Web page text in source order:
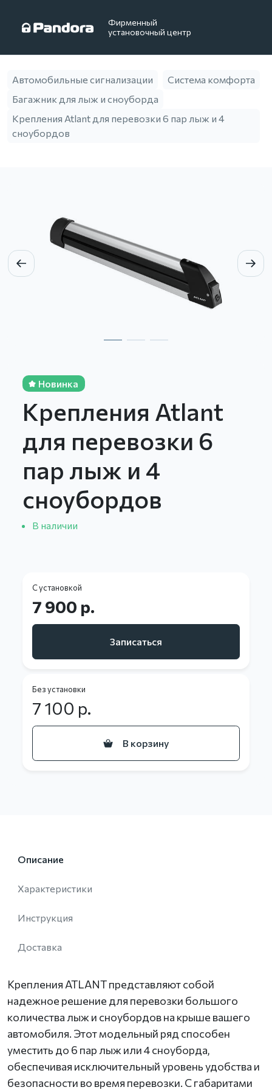
Фирменный
установочный центр
Автомобильные сигнализации
Система комфорта
Багажник для лыж и сноуборда
Крепления Atlant для перевозки 6 пар лыж и 4
сноубордов
Новинка
Крепления Atlant
для перевозки 6
пар лыж и 4
сноубордов
В наличии
С установкой
7 900 р.
Записаться
Без установки
7 100 р.
В корзину
Описание
Характеристики
Инструкция
Доставка
Крепления ATLANT представляют собой
надежное решение для перевозки большого
количества лыж и сноубордов на крыше вашего
автомобиля. Этот модельный ряд способен
уместить до 6 пар лыж или 4 сноуборда,
обеспечивая исключительный уровень удобства и
безопасности во время перевозки. С габаритами